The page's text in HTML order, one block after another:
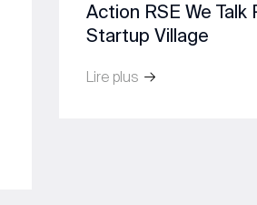
Action RSE We Talk
Startup Village
Lire plus